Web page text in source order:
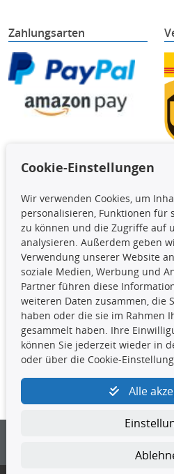
Zahlungsarten
Die hier
dürfen
unterlassen, die Daten oder die
vorherige Zustimmung TecDocs
verbreiten und/oder diese
zu lassen. Ein Zuwiderhandeln
Urheberrechtsverletzung dar und
Kontakt
4yourcar GmbH | Avidesweg 1
Cookie-Einstellungen
Wir verwenden Cookies, um
personalisieren, Funktionen für
zu können und die Zugriffe auf
analysieren. Außerdem geben
Verwendung unserer Website
soziale Medien, Werbung und
Partner führen diese
weiteren Daten zusammen, die
haben oder die sie im Rahmen
gesammelt haben. Ihre
können Sie jederzeit wieder in
oder über die Cookie-
Alle